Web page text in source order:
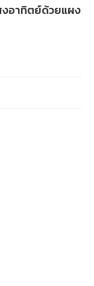
อาทิตย์ด้วยแผง